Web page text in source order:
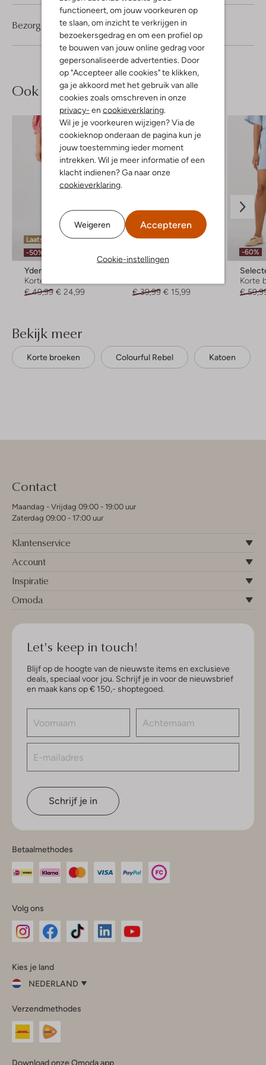
functioneert, om jouw voorkeuren op
te slaan, om inzicht te verkrijgen in
bezoekersgedrag en om een profiel op
te bouwen van jouw online gedrag voor
gepersonaliseerde advertenties. Door
op "Accepteer alle cookies" te klikken,
ga je akkoord met het gebruik van alle
cookies zoals omschreven in onze
privacy- en cookieverklaring.
Wil je je voorkeuren wijzigen? Via de
cookieknop onderaan de pagina kun je
jouw toestemming ieder moment
intrekken. Wil je meer informatie of een
klacht indienen? Ga naar onze
cookieverklaring.
Weigeren Accepteren
Cookie-instellingen
Bezorgen & retourneren
Ook iets voor jou?
Laatste item
-50%
Ydence
Korte broek
€ 49,99 € 24,99
Laatste items
€ 39,99 € 15,99
-60%
Korte
€
Bekijk meer
Korte broeken Colourful Rebel Katoen
Contact
Maandag - Vrijdag 09:00 - 19:00 uur
Zaterdag 09:00 - 17:00 uur
Klantenservice
Account
Inspiratie
Omoda
Let's keep in touch!
Blijf op de hoogte van de nieuwste items en exclusieve
deals, speciaal voor jou. Schrijf je in voor de nieuwsbrief
en maak kans op € 150,- shoptegoed.
Schrijf je in
Betaalmethodes
Volg ons
InstagramFacebook
Kies je land
NEDERLAND
je
land
Nederland
Verzendmethodes
Download onze Omoda app